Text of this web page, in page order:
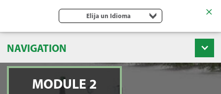
Elija un Idioma
NAVIGATION
MODULE 2